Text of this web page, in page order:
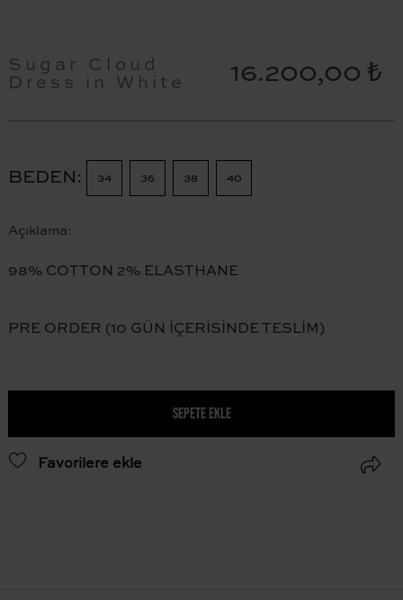
Sugar Cloud
Dress in White
16.200,00 ₺
BEDEN 34 36 38 40
Açıklama:
98% COTTON 2% ELASTHANE
PRE ORDER (10 GÜN İÇERİSİNDE TESLİM)
SEPETE EKLE
Favorilere ekle